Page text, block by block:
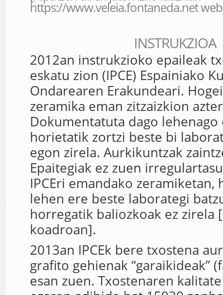
https://www.veleia.fontaneda.net
INSTRUKZIOA
2012an instrukzioko epaileak
eskatu zion (IPCE) Espainiako
Ondarearen Erakundeari.
zeramika eman zitzaizkion
Dokumentatuta dago lehenago
horietatik zortzi beste bi
egon zirela. Aurkikuntzak
Epaitegiak ez zuen
IPCEri emandako zeramiketan,
lehen ere beste laborategi
horregatik baliozkoak ez zirela
koadroan].
2013an IPCEk bere txostena
grafito gehienak “garaikideak”
esan zuen. Txostenaren